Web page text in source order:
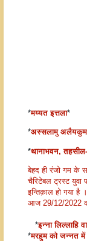
*मय्यत इत्तला*
*अस्सलामु अलैयकुम
*थानाभवन,
बेहद ही रंजो गम के
चैरिटेबल ट्रस्ट युवा
इन्तिक़ाल हो गया है ।
आज 29/12/2022
*इन्ना लिल्लाहि
*मरहुम को जन्नत